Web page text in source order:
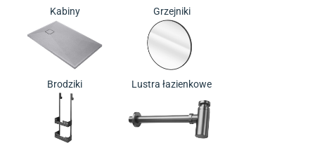
Kabiny Grzejniki
Brodziki Lustra łazienkowe